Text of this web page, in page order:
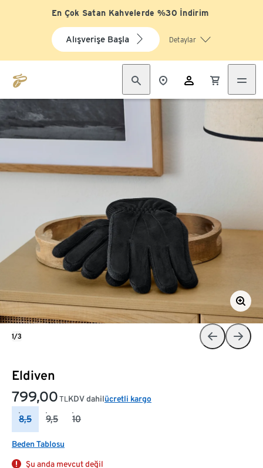
En Çok Satan Kahvelerde %30 İndirim
Alışverişe Başla Detaylar
Eldiven
799,00 TL KDV dahilücretli kargo
8,5 9,5 10
Beden Tablosu
Şu anda mevcut değil
1/3